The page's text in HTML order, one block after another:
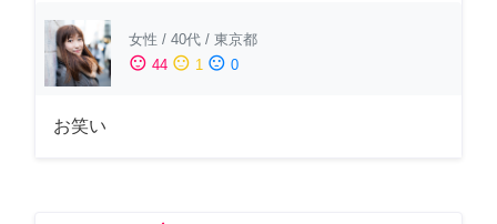
女性 / 40代 / 東京都
sentiment_satisfied 44 sentiment_neutral 1 sentiment_dissatisfied 0
お笑い